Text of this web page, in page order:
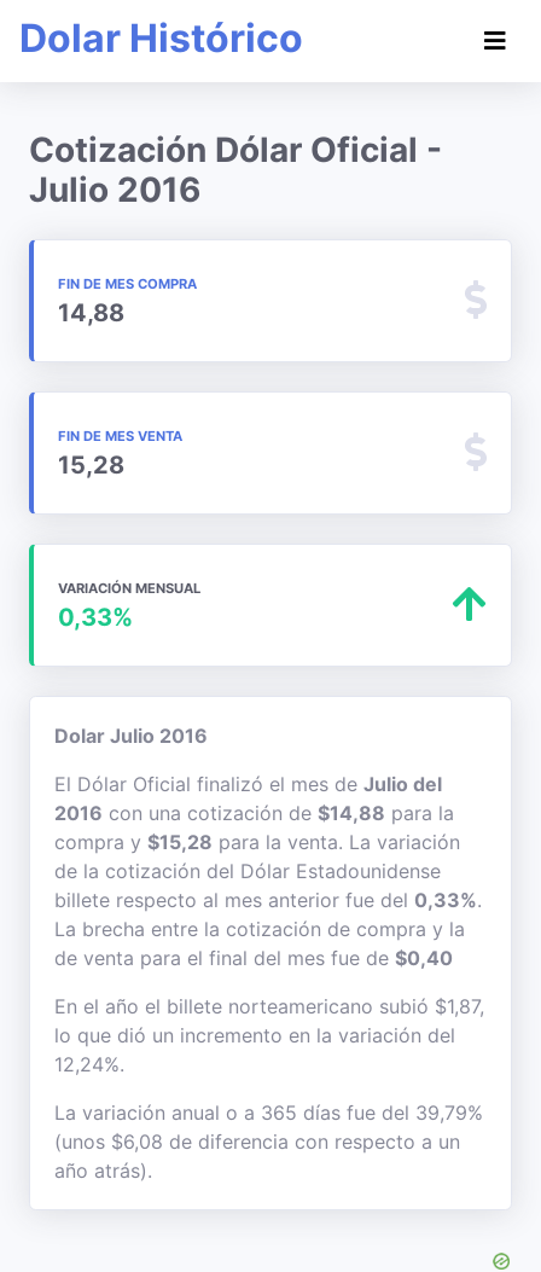
Dolar Histórico
Cotización Dólar Oficial -
Julio 2016
FIN DE MES COMPRA
14,88
FIN DE MES VENTA
15,28
VARIACIÓN MENSUAL
0,33%
Dolar Julio 2016
El Dólar Oficial finalizó el mes de Julio del
2016 con una cotización de $14,88 para la
compra y $15,28 para la venta. La variación
de la cotización del Dólar Estadounidense
billete respecto al mes anterior fue del 0,33%.
La brecha entre la cotización de compra y la
de venta para el final del mes fue de $0,40
En el año el billete norteamericano subió $1,87,
lo que dió un incremento en la variación del
12,24%.
La variación anual o a 365 días fue del 39,79%
(unos $6,08 de diferencia con respecto a un
año atrás).